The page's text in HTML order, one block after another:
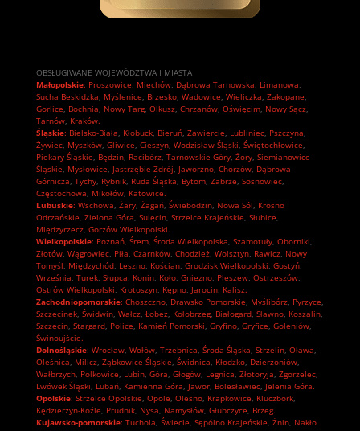
OBSŁUGIWANE WOJEWÓDZTWA I MIASTA
Małopolskie: Proszowice, Miechów, Dąbrowa Tarnowska, Limanowa,
Sucha Beskidzka, Myślenice, Brzesko, Wadowice, Wieliczka, Zakopane,
Gorlice, Bochnia, Nowy Targ, Olkusz, Chrzanów, Oświęcim, Nowy Sącz,
Tarnów, Kraków.
Śląskie: Bielsko-Biała, Kłobuck, Bieruń, Zawiercie, Lubliniec, Pszczyna,
Żywiec, Myszków, Gliwice, Cieszyn, Wodzisław Śląski, Świętochłowice,
Piekary Śląskie, Będzin, Racibórz, Tarnowskie Góry, Żory, Siemianowice
Śląskie, Mysłowice, Jastrzębie-Zdrój, Jaworzno, Chorzów, Dąbrowa
Górnicza, Tychy, Rybnik, Ruda Śląska, Bytom, Zabrze, Sosnowiec,
Częstochowa, Mikołów, Katowice.
Lubuskie: Wschowa, Żary, Żagań, Świebodzin, Nowa Sól, Krosno
Odrzańskie, Zielona Góra, Sulęcin, Strzelce Krajeńskie, Słubice,
Międzyrzecz, Gorzów Wielkopolski.
Wielkopolskie: Poznań, Śrem, Środa Wielkopolska, Szamotuły, Oborniki,
Złotów, Wągrowiec, Piła, Czarnków, Chodzież, Wolsztyn, Rawicz, Nowy
Tomyśl, Międzychód, Leszno, Kościan, Grodzisk Wielkopolski, Gostyń,
Września, Turek, Słupca, Konin, Koło, Gniezno, Pleszew, Ostrzeszów,
Ostrów Wielkopolski, Krotoszyn, Kępno, Jarocin, Kalisz.
Zachodniopomorskie: Choszczno, Drawsko Pomorskie, Myślibórz, Pyrzyce,
Szczecinek, Świdwin, Wałcz, Łobez, Kołobrzeg, Białogard, Sławno, Koszalin,
Szczecin, Stargard, Police, Kamień Pomorski, Gryfino, Gryfice, Goleniów,
Świnoujście.
Dolnośląskie: Wrocław, Wołów, Trzebnica, Środa Śląska, Strzelin, Oława,
Oleśnica, Milicz, Ząbkowice Śląskie, Świdnica, Kłodzko, Dzierżoniów,
Wałbrzych, Polkowice, Lubin, Góra, Głogów, Legnica, Złotoryja, Zgorzelec,
Lwówek Śląski, Lubań, Kamienna Góra, Jawor, Bolesławiec, Jelenia Góra.
Opolskie: Strzelce Opolskie, Opole, Olesno, Krapkowice, Kluczbork,
Kędzierzyn-Koźle, Prudnik, Nysa, Namysłów, Głubczyce, Brzeg.
Kujawsko-pomorskie: Tuchola, Świecie, Sępólno Krajeńskie, Żnin, Nakło